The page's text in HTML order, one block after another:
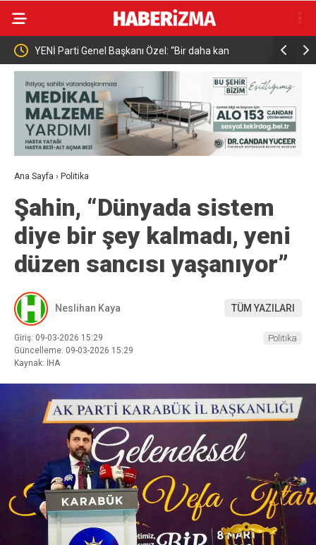
YENİ Parti Genel Başkanı Özel: “Bir daha kan
akmaması için bütün düzenlemelerin demokratik
zeminde yapılmasını savunuyoruz”
Ana Sayfa › Politika
Şahin, “Dünyada sistem
diye bir şey kalmadı, yeni
düzen sancısı yaşanıyor”
Neslihan Kaya TÜM YAZILARI
Giriş: 09-03-2026 15:29
Güncelleme: 09-03-2026 15:29
Kaynak: İHA
Politika